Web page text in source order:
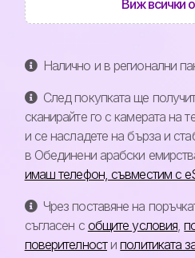
Виж всички
Налично и в регионални
След покупката ще
сканирайте го с камерата на
и се насладете на бърза и
в Обединени арабски
имаш телефон, съвместим с
Чрез поставяне на
съгласен с общите условия ,
поверителностиполитиката